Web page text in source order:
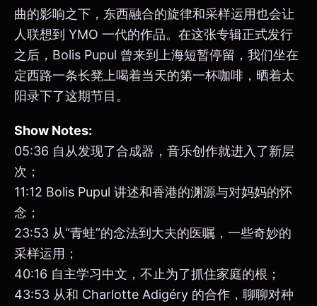
曲的影响之下，东西融合的旋律和采样运用也会让
人联想到 YMO 一代的作品。在这张专辑正式发行
之后，Bolis Pupul 曾来到上海短暂停留，我们坐在
定西路一条长凳上喝着当天的第一杯咖啡，晒着太
阳录下了这期节目。
Show Notes:
05:36 自从发现了合成器，音乐创作就进入了新层
次；
11:12 Bolis Pupul 讲述和香港的渊源与对妈妈的怀
念；
23:53 从“青蛙”的念法到大夫的医嘱，一些奇妙的
采样运用；
40:16 自主学习中文，不止为了抓住家庭的根；
43:53 从和 Charlotte Adigéry 的合作，聊聊对种